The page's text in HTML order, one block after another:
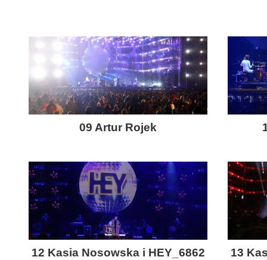
09 Artur Rojek
12 Kasia Nosowska i HEY_6862 13